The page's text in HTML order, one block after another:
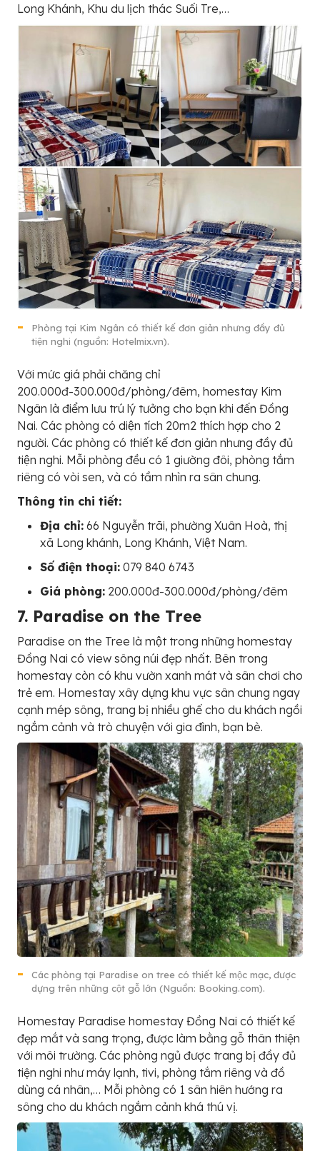
Long Khánh, Khu du lịch thác Suối Tre,…
Phòng tại Kim Ngân có thiết kế đơn giản nhưng đầy đủ
tiện nghi (nguồn: Hotelmix.vn).
Với mức giá phải chăng chỉ
200.000đ-300.000đ/phòng/đêm, homestay Kim
Ngân là điểm lưu trú lý tưởng cho bạn khi đến Đồng
Nai. Các phòng có diện tích 20m2 thích hợp cho 2
người. Các phòng có thiết kế đơn giản nhưng đầy đủ
tiện nghi. Mỗi phòng đều có 1 giường đôi, phòng tắm
riêng có vòi sen, và có tầm nhìn ra sân chung.
Thông tin chi tiết:
Địa chỉ: 66 Nguyễn trãi, phường Xuân Hoà, thị
xã Long khánh, Long Khánh, Việt Nam.
Số điện thoại: 079 840 6743
Giá phòng: 200.000đ-300.000đ/phòng/đêm
7. Paradise on the Tree
Paradise on the Tree là một trong những homestay
Đồng Nai có view sông núi đẹp nhất. Bên trong
homestay còn có khu vườn xanh mát và sân chơi cho
trẻ em. Homestay xây dựng khu vực sân chung ngay
cạnh mép sông, trang bị nhiều ghế cho du khách ngồi
ngắm cảnh và trò chuyện với gia đình, bạn bè.
Các phòng tại Paradise on tree có thiết kế mộc mạc, được
dựng trên những cột gỗ lớn (Nguồn: Booking.com).
Homestay Paradise homestay Đồng Nai có thiết kế
đẹp mắt và sang trọng, được làm bằng gỗ thân thiện
với môi trường. Các phòng ngủ được trang bị đầy đủ
tiện nghi như máy lạnh, tivi, phòng tắm riêng và đồ
dùng cá nhân,… Mỗi phòng có 1 sân hiên hướng ra
sông cho du khách ngắm cảnh khá thú vị.